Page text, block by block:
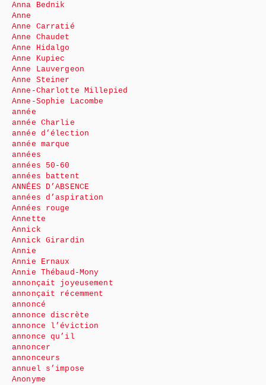
Anna Bednik
Anne
Anne Carratié
Anne Chaudet
Anne Hidalgo
Anne Kupiec
Anne Lauvergeon
Anne Steiner
Anne-Charlotte Millepied
Anne-Sophie Lacombe
année
année Charlie
année d’élection
année marque
années
années 50-60
années battent
ANNÉES D’ABSENCE
années d’aspiration
Années rouge
Annette
Annick
Annick Girardin
Annie
Annie Ernaux
Annie Thébaud-Mony
annonçait joyeusement
annonçait récemment
annoncé
annonce discrète
annonce l’éviction
annonce qu’il
annoncer
annonceurs
annuel s’impose
Anonyme